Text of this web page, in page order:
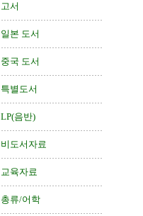
고서
일본 도서
중국 도서
특별도서
LP(음반)
비도서자료
교육자료
총류/어학